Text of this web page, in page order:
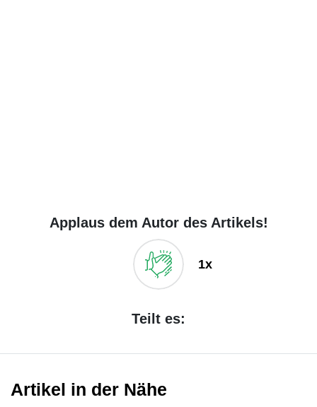
Applaus dem Autor des Artikels!
1x
Teilt es:
Artikel in der Nähe